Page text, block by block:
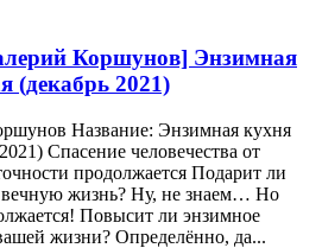
Коршунов] Энзимная
(декабрь 2021)
Название: Энзимная кухня
Спасение человечества от
продолжается Подарит ли
вечную жизнь? Ну, не знаем… Но
Повысит ли энзимное
жизни? Определённо, да...